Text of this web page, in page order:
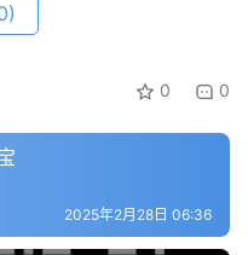
册
0 0
2025年2月28日 06:36